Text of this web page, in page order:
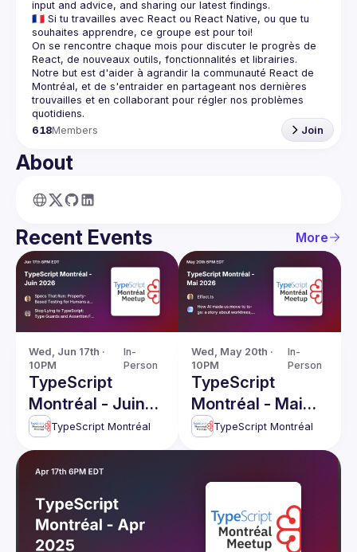
🇫🇷 Si tu travailles avec React ou React Native, ou que tu
On se rencontre chaque mois pour discuter le progrès de
React, de nouveaux outils, fonctionnalités et librairies.
Notre but est d'aider à agrandir la communauté React de
Montréal, et de s'entraider en partageant nos dernières
trouvailles et en collaborant pour régler nos problèmes
618Members Join
About
Recent Events More
Wed, Jun 17th ·
10PM
In-
Person
TypeScript
Montréal - Juin
2026TypeScript Montréal
Wed, May 20th ·
10PM
In-
Person
TypeScript
Montréal - Mai
2026TypeScript Montréal